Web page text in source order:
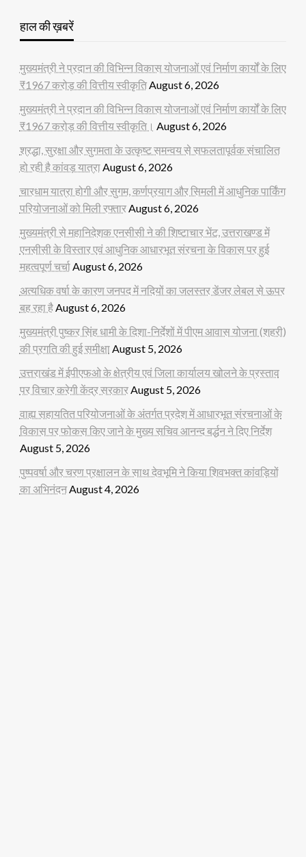
हाल की ख़बरें
मुख्यमंत्री ने प्रदान की विभिन्न विकास योजनाओं एवं निर्माण कार्यों के लिए
₹1967 करोड़ की वित्तीय स्वीकृतिAugust 6, 2026
मुख्यमंत्री ने प्रदान की विभिन्न विकास योजनाओं एवं निर्माण कार्यों के लिए
₹1967 करोड़ की वित्तीय स्वीकृति। August 6, 2026
श्रद्धा, सुरक्षा और सुगमता के उत्कृष्ट समन्वय से सफलतापूर्वक संचालित
हो रही है कांवड़ यात्राAugust 6, 2026
चारधाम यात्रा होगी और सुगम, कर्णप्रयाग और सिमली में आधुनिक पार्किंग
परियोजनाओं को मिली रफ्तारAugust 6, 2026
मुख्यमंत्री से महानिदेशक एनसीसी ने की शिष्टाचार भेंट, उत्तराखण्ड में
एनसीसी के विस्तार एवं आधुनिक आधारभूत संरचना के विकास पर हुई
महत्वपूर्ण चर्चाAugust 6, 2026
अत्यधिक वर्षा के कारण जनपद में नदियों का जलस्तर डेंजर लेबल से ऊपर
बह रहा हैAugust 6, 2026
मुख्यमंत्री पुष्कर सिंह धामी के दिशा-निर्देशों में पीएम आवास योजना (शहरी)
की प्रगति की हुई समीक्षाAugust 5, 2026
उत्तराखंड में ईपीएफओ के क्षेत्रीय एवं जिला कार्यालय खोलने के प्रस्ताव
पर विचार करेगी केंद्र सरकारAugust 5, 2026
वाह्य सहायतित परियोजनाओं के अंतर्गत प्रदेश में आधारभूत संरचनाओं के
विकास पर फोकस किए जाने के मुख्य सचिव आनन्द बर्द्धन ने दिए निर्देश
August 5, 2026
पुष्पवर्षा और चरण प्रक्षालन के साथ देवभूमि ने किया शिवभक्त कांवड़ियों
का अभिनंदनAugust 4, 2026